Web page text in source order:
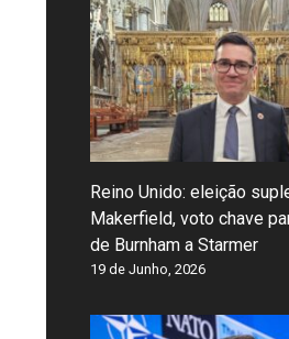
Reino Unido: eleição
Makerfield, voto chave
de Burnham a Starmer
19 de Junho, 2026